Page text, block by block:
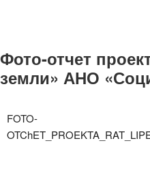
Фото-отчет
земли» АНО
FOTO-